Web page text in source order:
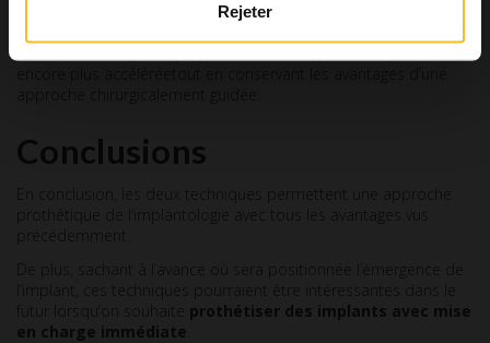
Rejeter
Conclusions
En conclusion, les deux techniques permettent une approche
prothétique de l’implantologie avec tous les avantages vus
précédemment.
De plus, sachant à l’avance où sera positionnée l’émergence de
l’implant, ces techniques pourraient être intéressantes dans le
futur lorsqu’on souhaite prothétiser des implants avec mise
en charge immédiate